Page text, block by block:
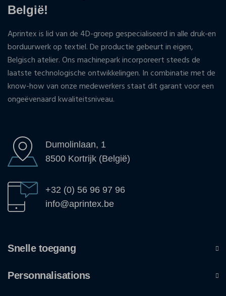
België!
Aprintex is lid van de 4D-groep gespecialiseerd in alle druk-en
borduurwerk op textiel. De productie gebeurt in eigen,
Belgisch atelier. Ons machinepark incorporeert steeds de
laatste technologische ontwikkelingen. In combinatie met de
know-how van onze medewerkers staat dit garant voor een
ongeëvenaard kwaliteitsniveau.
Dumolinlaan, 1
8500 Kortrijk (België)
+32 (0) 56 96 97 96
info@aprintex.be
Snelle toegang
Personnalisations